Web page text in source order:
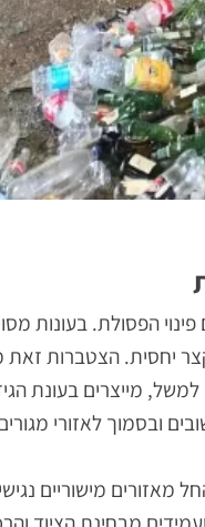
הפסולת. בעונות
הצטברות זאת
מייצרים בעונת
לאזורי מגורים.